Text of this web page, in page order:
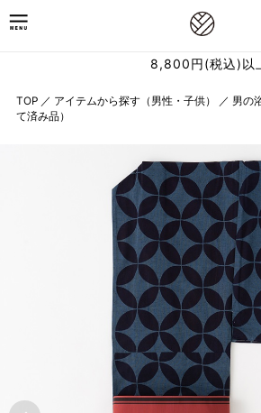
8,800円(税込)以
TOP ／ アイテムから探す（男性・子供） ／ 男の
て済み品）